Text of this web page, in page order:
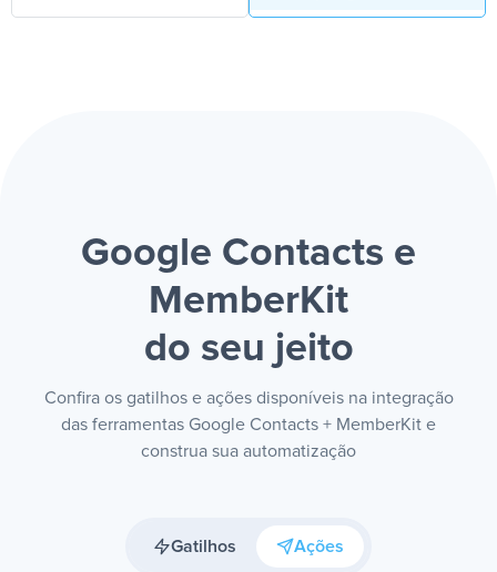
Google Contacts e
MemberKit
do seu jeito
Confira os gatilhos e ações disponíveis na integração
das ferramentas Google Contacts + MemberKit e
construa sua automatização
Gatilhos Ações